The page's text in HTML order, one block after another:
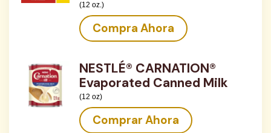
(12 oz.)
Compra Ahora
NESTLÉ® CARNATION®
Evaporated Canned Milk
(12 oz)
Comprar Ahora